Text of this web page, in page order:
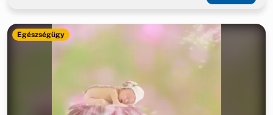
Egészségügy